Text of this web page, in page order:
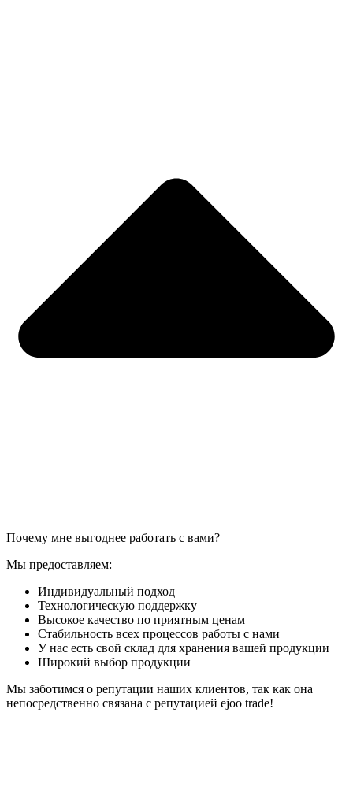
Почему мне выгоднее работать с вами?
Мы предоставляем:
Индивидуальный подход
Технологическую поддержку
Высокое качество по приятным ценам
Стабильность всех процессов работы с нами
У нас есть свой склад для хранения вашей продукции
Широкий выбор продукции
Мы заботимся о репутации наших клиентов, так как она
непосредственно связана с репутацией ejoo trade!